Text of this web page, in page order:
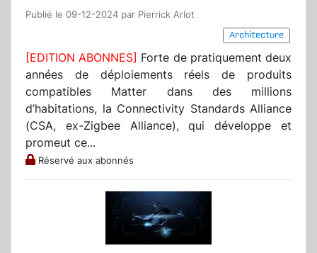
Publié le 09-12-2024 par Pierrick Arlot
Architecture
[EDITION ABONNES] Forte de pratiquement deux
années de déploiements réels de produits
compatibles Matter dans des millions
d’habitations, la Connectivity Standards Alliance
(CSA, ex-Zigbee Alliance), qui développe et
promeut ce...
Réservé aux abonnés